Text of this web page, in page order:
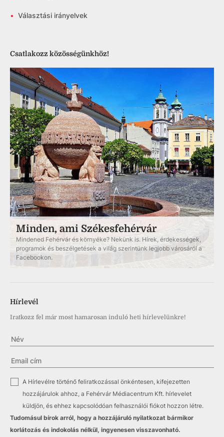
• Választási irányelvek
Csatlakozz közösségünkhöz!
Minden, ami Székesfehérvár
Mindened Fehérvár és környéke? Nekünk is. Hírek, érdekességek,
programok és beszélgetések a világ szerintünk legjobb városáról a
Facebookon.
Hírlevél
Iratkozz fel már most hamarosan induló heti hírlevelünkre!
✓
A Hírlevélre történő feliratkozással önkéntesen, kifejezetten
hozzájárulok ahhoz, a Fehérvár Médiacentrum Kft. hírlevelet
küldjön, és ehhez kapcsolódóan felhasználói fiókot hozzon létre.
Tudomásul bírok arról, hogy a hozzájáruló nyilatkozat bármikor
korlátozás és indokolás nélkül, ingyenesen visszavonható.